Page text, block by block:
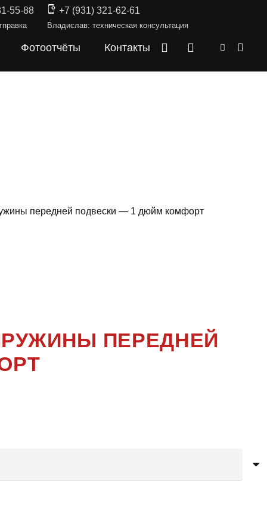
55-88 +7 (931) 321-62-61
Владислав: техническая консультация
Фотоотчёты Контакты
передней подвески — 1 дюйм комфорт
ПРУЖИНЫ ПЕРЕДНЕЙ